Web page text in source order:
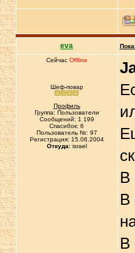
eva
Сейчас Offline
Шеф-повар
Профиль
Группа: Пользователи
Сообщений: 1 199
Спасибок: 6
Пользователь №: 97
Регистрация: 15.06.2004
Откуда:israel
В
В
В